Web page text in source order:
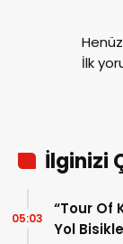
İlk
İlginizi
“Tour Of
Yol
05:03